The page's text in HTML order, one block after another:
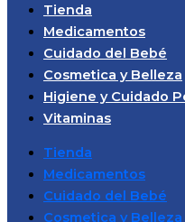
Tienda
Medicamentos
Cuidado del Bebé
Cosmetica y Belleza
Higiene y Cuidado
Vitaminas
Tienda
Medicamentos
Cuidado del Bebé
Cosmetica y Belleza